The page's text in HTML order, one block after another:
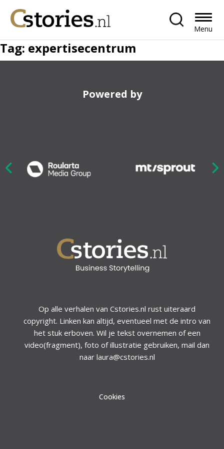
Menu
Tag: expertisecentrum
Powered by
Op alle verhalen van Cstories.nl rust uiteraard
copyright. Linken kan altijd, eventueel met de intro van
het stuk erboven. Wil je tekst overnemen of een
video(fragment), foto of illustratie gebruiken, mail dan
naar laura@cstories.nl
Cookies